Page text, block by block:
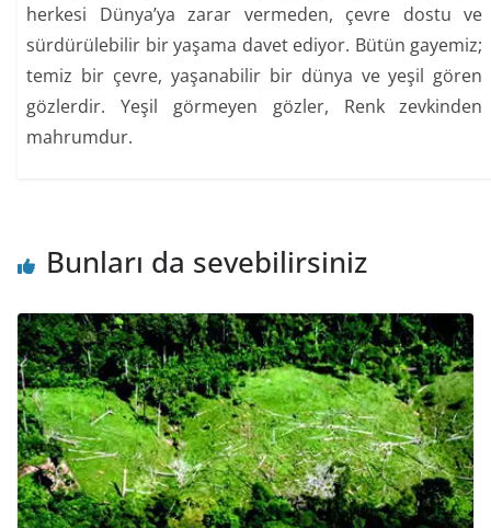
herkesi Dünya’ya zarar vermeden, çevre dostu ve
sürdürülebilir bir yaşama davet ediyor. Bütün gayemiz;
temiz bir çevre, yaşanabilir bir dünya ve yeşil gören
gözlerdir. Yeşil görmeyen gözler, Renk zevkinden
mahrumdur.
Bunları da sevebilirsiniz